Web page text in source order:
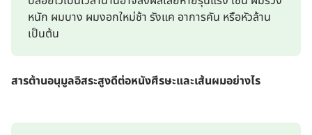
หนัก ผมบาง ผมงอกใหม่ช้า รังแค อาการคัน หรือหัวล้าน
เป็นต้น
สารต้านอนุมูลอิสระสูงดีต่อหนังศีรษะและเส้นผมอย่างไร